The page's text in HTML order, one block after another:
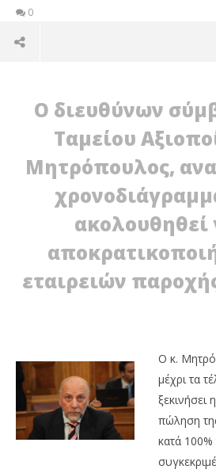
0
NOW VIEWING
Προχωρούν οι
Ο διευθύνων
Ταμείου
Μητρόπουλος,
ακολουθηθεί
εταιρειών
Ο κ.
μέχρι τα
ξεκινήσει
πώληση
κατά